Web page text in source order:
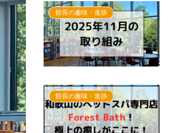
館長の趣味・進捗
館長の趣味・進捗